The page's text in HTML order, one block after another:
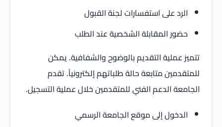
الرد على استفسارات لجنة القبول
حضور المقابلة الشخصية عند الطلب
تتميز عملية التقديم بالوضوح والشفافية. يمكن
للمتقدمين متابعة حالة طلباتهم إلكترونياً. تقدم
الجامعة الدعم الفني للمتقدمين خلال عملية التسجيل.
الدخول إلى موقع الجامعة الرسمي